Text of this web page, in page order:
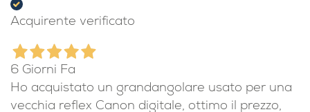
Servizio professionale e affidabile,
Acquirente verificato